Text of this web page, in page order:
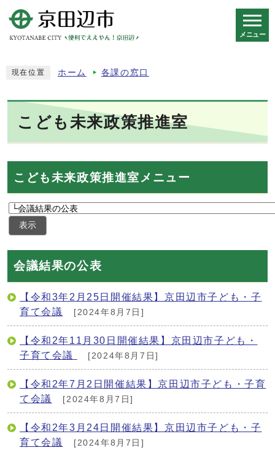
メニュー
現在位置 ホーム 各課の窓口
こども未来政策推進室
こども未来政策推進室メニュー
表示
会議結果の公表
【令和3年2月25日開催結果】京田辺市子ども・子
育て会議
[2024年8月7日]
【令和2年11月30日開催結果】京田辺市子ども・
子育て会議
[2024年8月7日]
【令和2年7月2日開催結果】京田辺市子ども・子育
て会議
[2024年8月7日]
【令和2年3月24日開催結果】京田辺市子ども・子
育て会議
[2024年8月7日]